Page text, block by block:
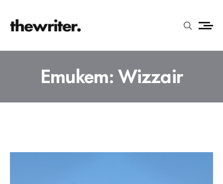
Етикет:Wizzair